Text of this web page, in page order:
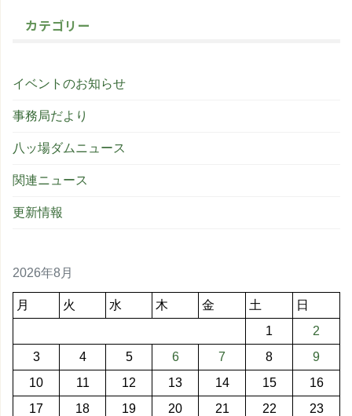
カテゴリー
イベントのお知らせ
事務局だより
八ッ場ダムニュース
関連ニュース
更新情報
2026年8月
月 火 水 木 金 土
日
1
2
3
4 5 6 7 8
9
10
11 12 13 14 15
16
17
18 19 20 21 22
23